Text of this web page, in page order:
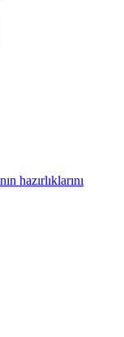
hazırlıklarını